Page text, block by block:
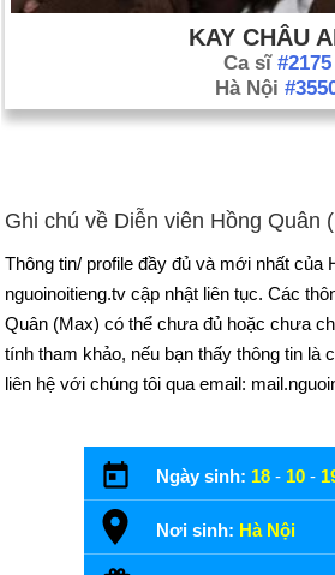
KAY CHÂU
Ca sĩ #2175
Hà Nội
Ghi chú về Diễn viên Hồng Quân
Thông tin/ profile đầy đủ và mới nhất của
nguoinoitieng.tv cập nhật liên tục. Các
Quân (Max) có thể chưa đủ hoặc chưa
tính tham khảo, nếu bạn thấy thông tin là
liên hệ với chúng tôi qua email:
Ngày sinh: 18 - 10 -
Nơi sinh: Hà Nội